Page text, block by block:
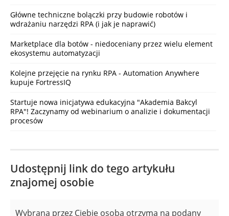
Główne techniczne bolączki przy budowie robotów i
wdrażaniu narzędzi RPA (i jak je naprawić)
Marketplace dla botów - niedoceniany przez wielu element
ekosystemu automatyzacji
Kolejne przejęcie na rynku RPA - Automation Anywhere
kupuje FortressIQ
Startuje nowa inicjatywa edukacyjna "Akademia Bakcyl
RPA"! Zaczynamy od webinarium o analizie i dokumentacji
procesów
Udostępnij link do tego artykułu
znajomej osobie
Wybrana przez Ciebie osoba otrzyma na podany